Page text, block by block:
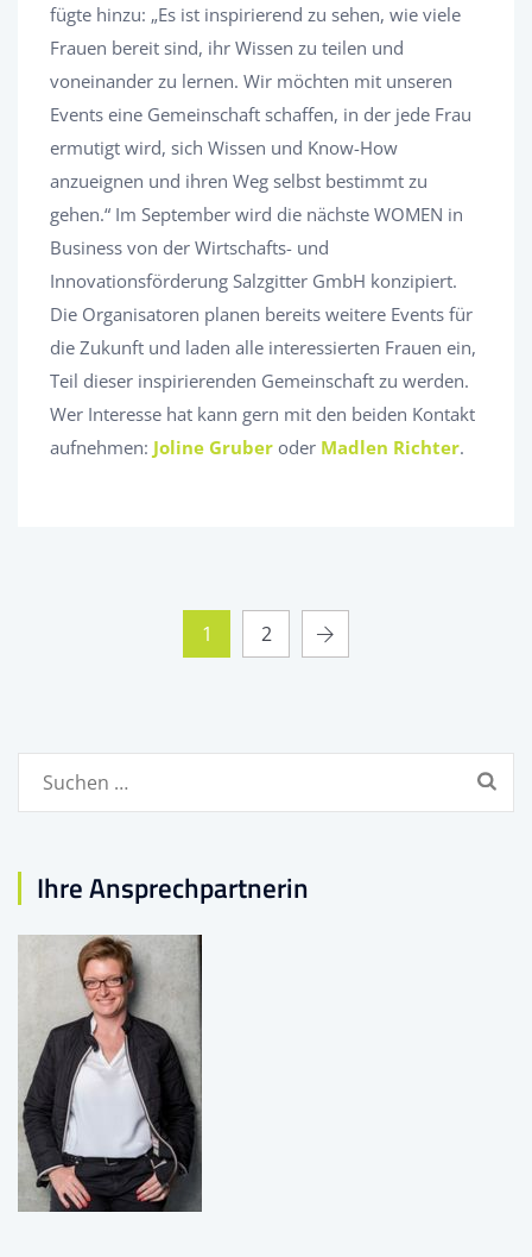
fügte hinzu: „Es ist inspirierend zu sehen, wie viele
Frauen bereit sind, ihr Wissen zu teilen und
voneinander zu lernen. Wir möchten mit unseren
Events eine Gemeinschaft schaffen, in der jede Frau
ermutigt wird, sich Wissen und Know-How
anzueignen und ihren Weg selbst bestimmt zu
gehen.“ Im September wird die nächste WOMEN in
Business von der Wirtschafts- und
Innovationsförderung Salzgitter GmbH konzipiert.
Die Organisatoren planen bereits weitere Events für
die Zukunft und laden alle interessierten Frauen ein,
Teil dieser inspirierenden Gemeinschaft zu werden.
Wer Interesse hat kann gern mit den beiden Kontakt
aufnehmen: Joline Gruber oder Madlen Richter.
1 2
Ihre Ansprechpartnerin